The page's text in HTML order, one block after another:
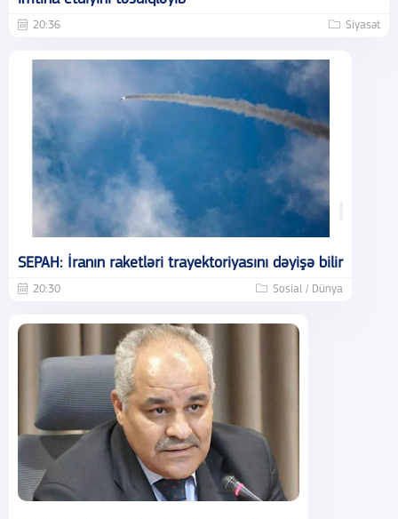
20:36 Siyasət
SEPAH: İranın raketləri trayektoriyasını dəyişə bilir
20:30 Sosial / Dünya